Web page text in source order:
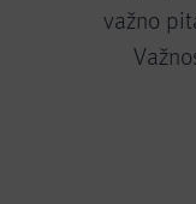
važno